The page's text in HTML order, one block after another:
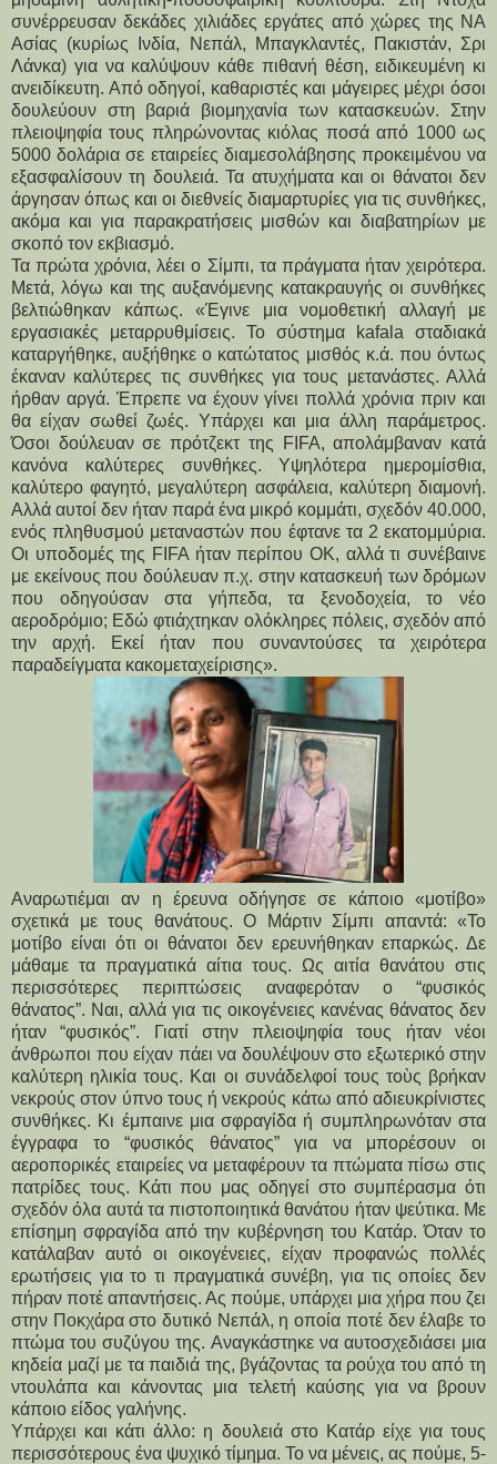
συνέρρευσαν δεκάδες χιλιάδες εργάτες από χώρες της ΝΑ
Ασίας (κυρίως Ινδία, Νεπάλ, Μπαγκλαντές, Πακιστάν, Σρι
Λάνκα) για να καλύψουν κάθε πιθανή θέση, ειδικευμένη κι
ανειδίκευτη. Από οδηγοί, καθαριστές και μάγειρες μέχρι όσοι
δουλεύουν στη βαριά βιομηχανία των κατασκευών. Στην
πλειοψηφία τους πληρώνοντας κιόλας ποσά από 1000 ως
5000 δολάρια σε εταιρείες διαμεσολάβησης προκειμένου να
εξασφαλίσουν τη δουλειά. Τα ατυχήματα και οι θάνατοι δεν
άργησαν όπως και οι διεθνείς διαμαρτυρίες για τις συνθήκες,
ακόμα και για παρακρατήσεις μισθών και διαβατηρίων με
σκοπό τον εκβιασμό.
Τα πρώτα χρόνια, λέει ο Σίμπι, τα πράγματα ήταν χειρότερα.
Μετά, λόγω και της αυξανόμενης κατακραυγής οι συνθήκες
βελτιώθηκαν κάπως. «Έγινε μια νομοθετική αλλαγή με
εργασιακές μεταρρυθμίσεις. Το σύστημα kafala σταδιακά
καταργήθηκε, αυξήθηκε ο κατώτατος μισθός κ.ά. που όντως
έκαναν καλύτερες τις συνθήκες για τους μετανάστες. Αλλά
ήρθαν αργά. Έπρεπε να έχουν γίνει πολλά χρόνια πριν και
θα είχαν σωθεί ζωές. Υπάρχει και μια άλλη παράμετρος.
Όσοι δούλευαν σε πρότζεκτ της FIFA, απολάμβαναν κατά
κανόνα καλύτερες συνθήκες. Υψηλότερα ημερομίσθια,
καλύτερο φαγητό, μεγαλύτερη ασφάλεια, καλύτερη διαμονή.
Αλλά αυτοί δεν ήταν παρά ένα μικρό κομμάτι, σχεδόν 40.000,
ενός πληθυσμού μεταναστών που έφτανε τα 2 εκατομμύρια.
Οι υποδομές της FIFA ήταν περίπου ΟΚ, αλλά τι συνέβαινε
με εκείνους που δούλευαν π.χ. στην κατασκευή των δρόμων
που οδηγούσαν στα γήπεδα, τα ξενοδοχεία, το νέο
αεροδρόμιο; Εδώ φτιάχτηκαν ολόκληρες πόλεις, σχεδόν από
την αρχή. Εκεί ήταν που συναντούσες τα χειρότερα
παραδείγματα κακομεταχείρισης».
Αναρωτιέμαι αν η έρευνα οδήγησε σε κάποιο «μοτίβο»
σχετικά με τους θανάτους. Ο Μάρτιν Σίμπι απαντά: «Το
μοτίβο είναι ότι οι θάνατοι δεν ερευνήθηκαν επαρκώς. Δε
μάθαμε τα πραγματικά αίτια τους. Ως αιτία θανάτου στις
περισσότερες περιπτώσεις αναφερόταν ο “φυσικός
θάνατος”. Ναι, αλλά για τις οικογένειες κανένας θάνατος δεν
ήταν “φυσικός”. Γιατί στην πλειοψηφία τους ήταν νέοι
άνθρωποι που είχαν πάει να δουλέψουν στο εξωτερικό στην
καλύτερη ηλικία τους. Και οι συνάδελφοί τους τοὺς βρήκαν
νεκρούς στον ύπνο τους ή νεκρούς κάτω από αδιευκρίνιστες
συνθήκες. Κι έμπαινε μια σφραγίδα ή συμπληρωνόταν στα
έγγραφα το “φυσικός θάνατος” για να μπορέσουν οι
αεροπορικές εταιρείες να μεταφέρουν τα πτώματα πίσω στις
πατρίδες τους. Κάτι που μας οδηγεί στο συμπέρασμα ότι
σχεδόν όλα αυτά τα πιστοποιητικά θανάτου ήταν ψεύτικα. Με
επίσημη σφραγίδα από την κυβέρνηση του Κατάρ. Όταν το
κατάλαβαν αυτό οι οικογένειες, είχαν προφανώς πολλές
ερωτήσεις για το τι πραγματικά συνέβη, για τις οποίες δεν
πήραν ποτέ απαντήσεις. Ας πούμε, υπάρχει μια χήρα που ζει
στην Ποκχάρα στο δυτικό Νεπάλ, η οποία ποτέ δεν έλαβε το
πτώμα του συζύγου της. Αναγκάστηκε να αυτοσχεδιάσει μια
κηδεία μαζί με τα παιδιά της, βγάζοντας τα ρούχα του από τη
ντουλάπα και κάνοντας μια τελετή καύσης για να βρουν
κάποιο είδος γαλήνης.
Υπάρχει και κάτι άλλο: η δουλειά στο Κατάρ είχε για τους
περισσότερους ένα ψυχικό τίμημα. Το να μένεις, ας πούμε, 5-